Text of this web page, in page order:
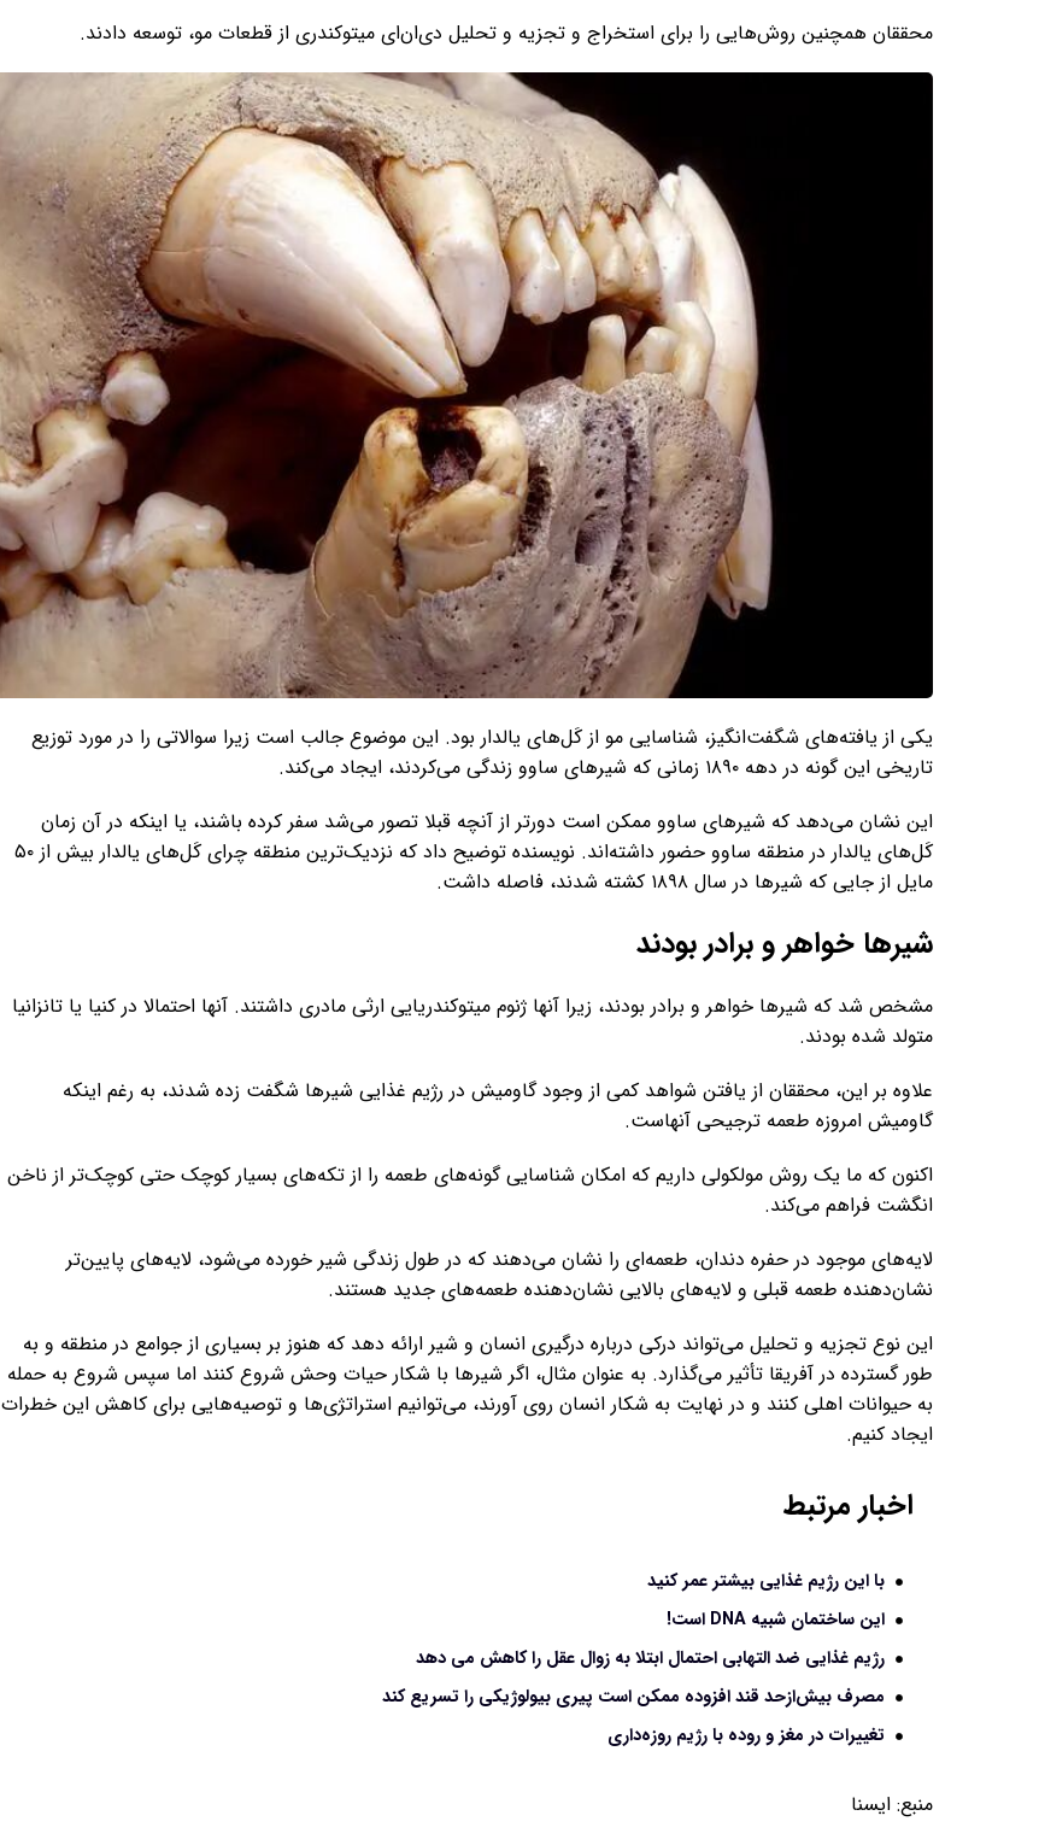
محققان همچنین روش‌هایی را برای استخراج و تجزیه و تحلیل دی‌ان‌ای میتوکندری از قطعات مو، توسعه دادند.
یکی از یافته‌های شگفت‌انگیز، شناسایی مو از کَل‌های یالدار بود. این موضوع جالب است زیرا سوالاتی را در مورد توزیع
تاریخی این گونه در دهه ۱۸۹۰ زمانی که شیرهای ساوو زندگی می‌کردند، ایجاد می‌کند.
این نشان می‌دهد که شیرهای ساوو ممکن است دورتر از آنچه قبلا تصور می‌شد سفر کرده باشند، یا اینکه در آن زمان
کَل‌های یالدار در منطقه ساوو حضور داشته‌اند. نویسنده توضیح داد که نزدیک‌ترین منطقه چرای کَل‌های یالدار بیش از ۵۰
مایل از جایی که شیرها در سال ۱۸۹۸ کشته شدند، فاصله داشت.
شیرها خواهر و برادر بودند
مشخص شد که شیرها خواهر و برادر بودند، زیرا آنها ژنوم میتوکندریایی ارثی مادری داشتند. آنها احتمالا در کنیا یا تانزانیا
متولد شده بودند.
علاوه بر این، محققان از یافتن شواهد کمی از وجود گاومیش در رژیم غذایی شیرها شگفت زده شدند، به رغم اینکه
گاومیش امروزه طعمه ترجیحی آنهاست.
اکنون که ما یک روش مولکولی داریم که امکان شناسایی گونه‌های طعمه را از تکه‌های بسیار کوچک حتی کوچک‌تر از ناخن
انگشت فراهم می‌کند.
لایه‌های موجود در حفره دندان، طعمه‌ای را نشان می‌دهند که در طول زندگی شیر خورده می‌شود، لایه‌های پایین‌تر
نشان‌دهنده طعمه قبلی و لایه‌های بالایی نشان‌دهنده طعمه‌های جدید هستند.
این نوع تجزیه و تحلیل می‌تواند درکی درباره درگیری انسان و شیر ارائه دهد که هنوز بر بسیاری از جوامع در منطقه و به
طور گسترده در آفریقا تأثیر می‌گذارد. به عنوان مثال، اگر شیرها با شکار حیات وحش شروع کنند اما سپس شروع به حمله
به حیوانات اهلی کنند و در نهایت به شکار انسان روی آورند، می‌توانیم استراتژی‌ها و توصیه‌هایی برای کاهش این خطرات
ایجاد کنیم.
اخبار مرتبط
با این رژیم غذایی بیشتر عمر کنید
این ساختمان شبیه DNA است!
رژیم غذایی ضد التهابی احتمال ابتلا به زوال عقل را کاهش می دهد
مصرف بیش‌ازحد قند افزوده ممکن است پیری بیولوژیکی را تسریع کند
تغییرات در مغز و روده با رژیم روزه‌داری
منبع: ایسنا